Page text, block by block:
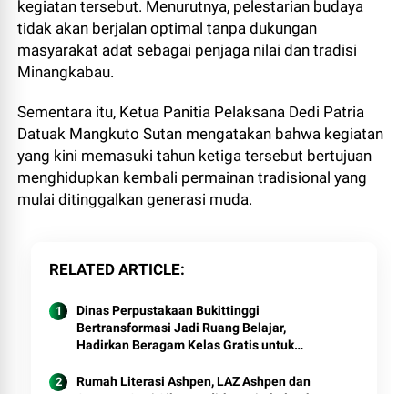
kegiatan tersebut. Menurutnya, pelestarian budaya
tidak akan berjalan optimal tanpa dukungan
masyarakat adat sebagai penjaga nilai dan tradisi
Minangkabau.
Sementara itu, Ketua Panitia Pelaksana Dedi Patria
Datuak Mangkuto Sutan mengatakan bahwa kegiatan
yang kini memasuki tahun ketiga tersebut bertujuan
menghidupkan kembali permainan tradisional yang
mulai ditinggalkan generasi muda.
RELATED ARTICLE
Dinas Perpustakaan Bukittinggi
Bertransformasi Jadi Ruang Belajar,
Hadirkan Beragam Kelas Gratis untuk
Rumah Literasi Ashpen, LAZ Ashpen dan